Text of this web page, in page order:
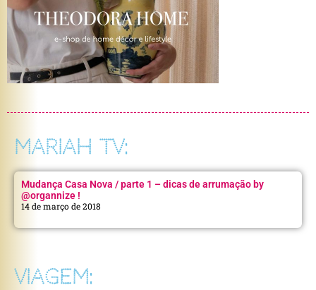
MARIAH TV:
Mudança Casa Nova / parte 1 – dicas de arrumação by
@organnize !
14 de março de 2018
VIAGEM: